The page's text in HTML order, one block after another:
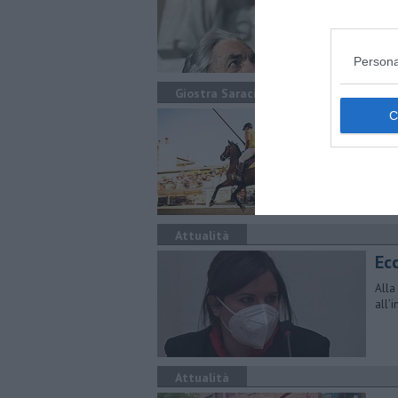
Giostra Saracino
Il
Attualità
Alla
Attualità